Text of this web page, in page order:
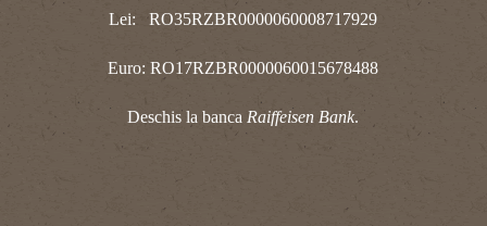
Lei: RO35RZBR0000060008717929
Euro: RO17RZBR0000060015678488
Deschis la banca Raiffeisen Bank.